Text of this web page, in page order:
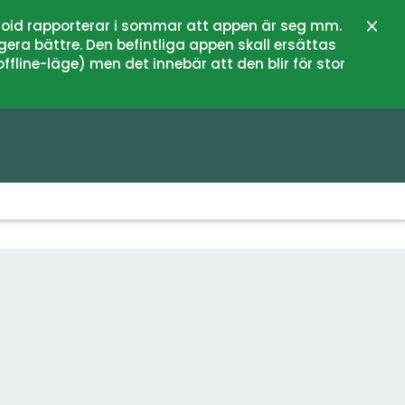
rapporterar i sommar att appen är seg mm.
bättre. Den befintliga appen skall ersättas
läge) men det innebär att den blir för stor